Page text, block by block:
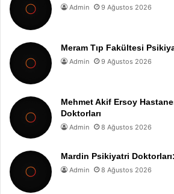
Admin 9 Ağustos 2026
Meram Tıp Fakültesi
Admin 9 Ağustos 2026
Mehmet Akif Ersoy
Doktorları
Admin 8 Ağustos 2026
Mardin Psikiyatri
Admin 8 Ağustos 2026